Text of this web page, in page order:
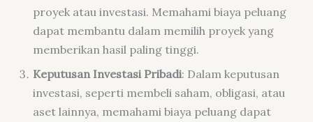
proyek atau investasi. Memahami biaya peluang
dapat membantu dalam memilih proyek yang
memberikan hasil paling tinggi.
Keputusan Investasi Pribadi: Dalam keputusan
investasi, seperti membeli saham, obligasi, atau
aset lainnya, memahami biaya peluang dapat